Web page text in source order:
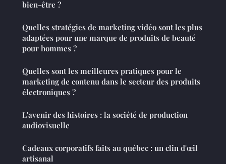
bien-être ?
Quelles stratégies de marketing vidéo sont les plus
adaptées pour une marque de produits de beauté
pour hommes ?
Quelles sont les meilleures pratiques pour le
marketing de contenu dans le secteur des produits
électroniques ?
L'avenir des histoires : la société de production
audiovisuelle
Cadeaux corporatifs faits au québec : un clin d'œil
artisanal